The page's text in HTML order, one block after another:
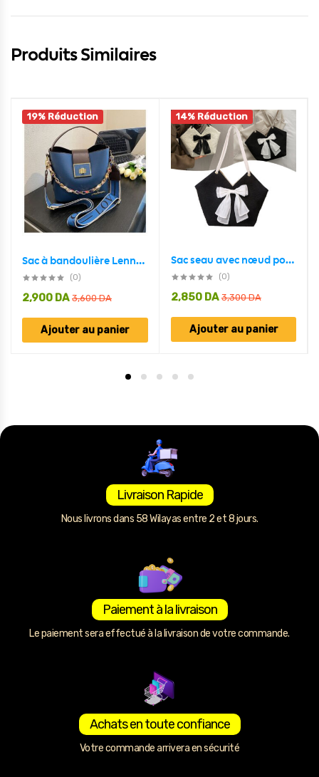
Produits Similaires
19% Réduction
Sac à bandoulière Lenno kangourou en cuir souple design de luxe pour femme
(0)
3,600DA
2,900 DA
Ajouter au panier
14% Réduction
Sac seau avec nœud pour femmes de grande capacité automne 2024
(0)
3,300DA
2,850 DA
Ajouter au panier
Livraison Rapide
Nous livrons dans 58 Wilayas entre 2 et 8 jours.
Paiement à la livraison
Le paiement sera effectué à la livraison de votre commande.
Achats en toute confiance
Votre commande arrivera en sécurité